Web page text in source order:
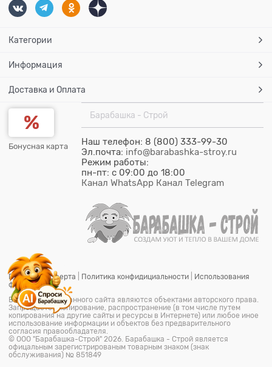
Категории
Информация
Доставка и Оплата
Бонусная карта
Барабашка - Строй
Наш телефон: 8 (800) 333-99-30
Эл.почта: info@barabashka-stroy.ru
Режим работы:
пн-пт: c 09:00 до 18:00
Канал WhatsApp Канал Telegram
Публичная оферта Политика конфидициальности
Использования
файлов cookie
Все материалы данного сайта являются объектами авторского права.
Запрещается копирование, распространение (в том числе путем
копирования на другие сайты и ресурсы в Интернете) или любое иное
использование информации и объектов без предварительного
согласия правообладателя.
© ООО "Барабашка-Строй" 2026. Барабашка - Строй является
офицальным зарегистрированым товарным знаком (знак
обслуживания) № 851849